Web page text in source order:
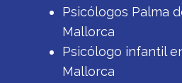
Psicólogos Palma
Mallorca
Psicólogo infantil
Mallorca